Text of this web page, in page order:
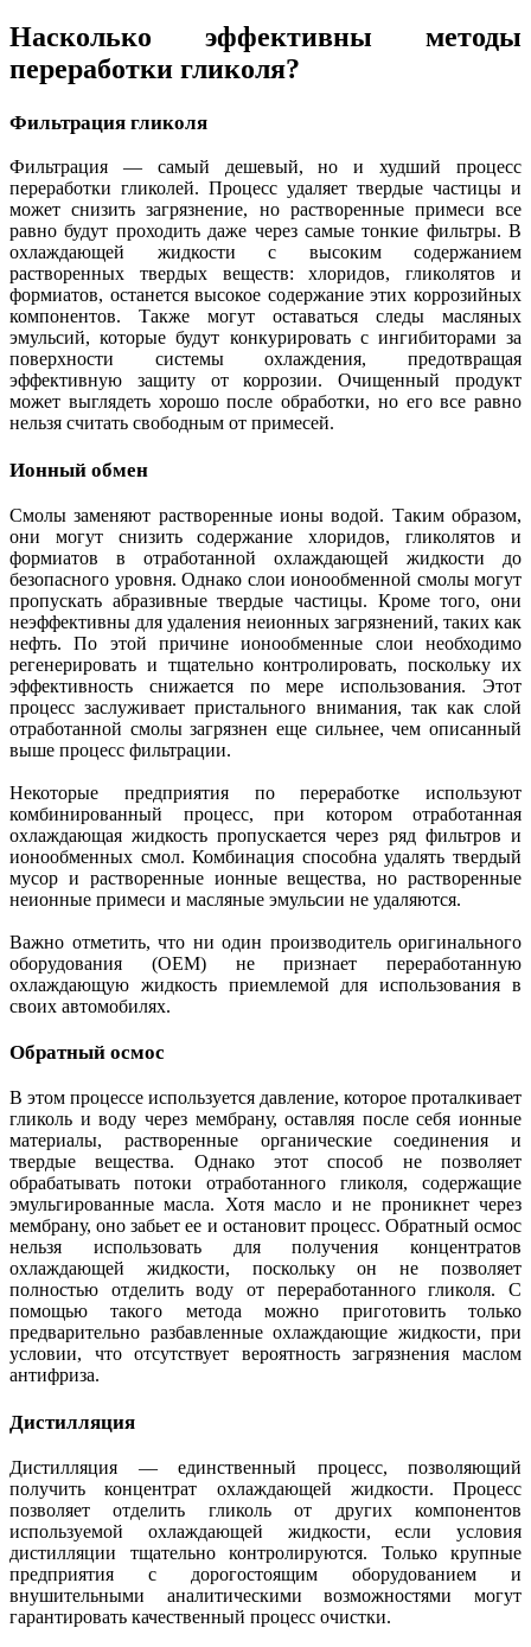
Насколько эффективны методы
переработки гликоля?
Фильтрация гликоля
Фильтрация — самый дешевый, но и худший процесс
переработки гликолей. Процесс удаляет твердые частицы и
может снизить загрязнение, но растворенные примеси все
равно будут проходить даже через самые тонкие фильтры. В
охлаждающей жидкости с высоким содержанием
растворенных твердых веществ: хлоридов, гликолятов и
формиатов, останется высокое содержание этих коррозийных
компонентов. Также могут оставаться следы масляных
эмульсий, которые будут конкурировать с ингибиторами за
поверхности системы охлаждения, предотвращая
эффективную защиту от коррозии. Очищенный продукт
может выглядеть хорошо после обработки, но его все равно
нельзя считать свободным от примесей.
Ионный обмен
Смолы заменяют растворенные ионы водой. Таким образом,
они могут снизить содержание хлоридов, гликолятов и
формиатов в отработанной охлаждающей жидкости до
безопасного уровня. Однако слои ионообменной смолы могут
пропускать абразивные твердые частицы. Кроме того, они
неэффективны для удаления неионных загрязнений, таких как
нефть. По этой причине ионообменные слои необходимо
регенерировать и тщательно контролировать, поскольку их
эффективность снижается по мере использования. Этот
процесс заслуживает пристального внимания, так как слой
отработанной смолы загрязнен еще сильнее, чем описанный
выше процесс фильтрации.
Некоторые предприятия по переработке используют
комбинированный процесс, при котором отработанная
охлаждающая жидкость пропускается через ряд фильтров и
ионообменных смол. Комбинация способна удалять твердый
мусор и растворенные ионные вещества, но растворенные
неионные примеси и масляные эмульсии не удаляются.
Важно отметить, что ни один производитель оригинального
оборудования (OEM) не признает переработанную
охлаждающую жидкость приемлемой для использования в
своих автомобилях.
Обратный осмос
В этом процессе используется давление, которое проталкивает
гликоль и воду через мембрану, оставляя после себя ионные
материалы, растворенные органические соединения и
твердые вещества. Однако этот способ не позволяет
обрабатывать потоки отработанного гликоля, содержащие
эмульгированные масла. Хотя масло и не проникнет через
мембрану, оно забьет ее и остановит процесс. Обратный осмос
нельзя использовать для получения концентратов
охлаждающей жидкости, поскольку он не позволяет
полностью отделить воду от переработанного гликоля. С
помощью такого метода можно приготовить только
предварительно разбавленные охлаждающие жидкости, при
условии, что отсутствует вероятность загрязнения маслом
антифриза.
Дистилляция
Дистилляция — единственный процесс, позволяющий
получить концентрат охлаждающей жидкости. Процесс
позволяет отделить гликоль от других компонентов
используемой охлаждающей жидкости, если условия
дистилляции тщательно контролируются. Только крупные
предприятия с дорогостоящим оборудованием и
внушительными аналитическими возможностями могут
гарантировать качественный процесс очистки.